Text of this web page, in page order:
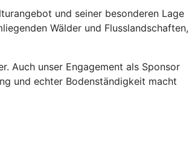
und seiner besonderen Lage
Wälder und Flusslandschaften,
Auch unser Engagement als Sponsor
und echter Bodenständigkeit macht